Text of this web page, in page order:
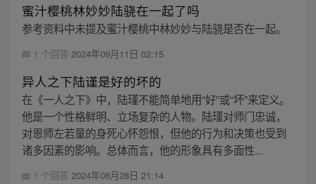
蜜汁樱桃林妙妙陆骁在一起了吗
参考资料中未提及蜜汁樱桃中林妙妙与陆骁是否在一起。
1 个回答 2024年09月11日 02:15
异人之下陆谨是好的坏的
在《一人之下》中，陆瑾不能简单地用“好”或“坏”来定义。
他是一个性格鲜明、立场复杂的人物。陆瑾对师门忠诚，
对恩师左若童的身死心怀怨恨，但他的行为和决策也受到
诸多因素的影响。总体而言，他的形象具有多面性...
1 个回答 2024年08月28日 21:14